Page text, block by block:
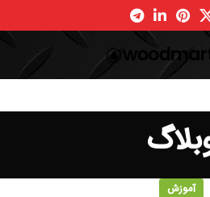
آموزش